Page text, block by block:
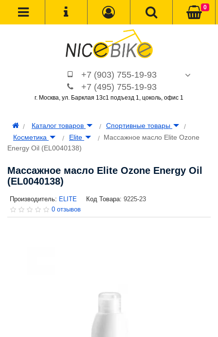
+7 (903) 755-19-93
+7 (495) 755-19-93
г. Москва, ул. Барклая 13с1 подъезд 1, цоколь, офис 1
0
Каталог товаров
Спортивные товары
Косметика
Elite
Массажное масло Elite Ozone
Energy Oil (EL0040138)
Массажное масло Elite Ozone Energy Oil
(EL0040138)
Производитель: ELITE Код Товара: 9225-23
0 отзывов